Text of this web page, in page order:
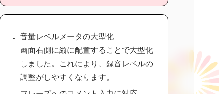
音量レベルメータの大型化
画面右側に縦に配置することで大型化
しました。これにより、録音レベルの
調整がしやすくなります。